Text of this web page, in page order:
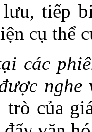
tiếp
cụ thể
các
nghe
trò của